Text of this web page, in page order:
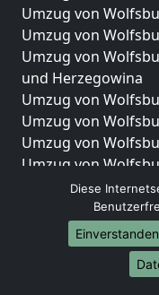
Umzug von
Umzug von
Umzug von
und Herzegowina
Umzug von
Umzug von
Umzug von
Umzug von
Umzug von
Umzug von
Umzug von
Umzug von
Umzug von
Diese
Einverstanden